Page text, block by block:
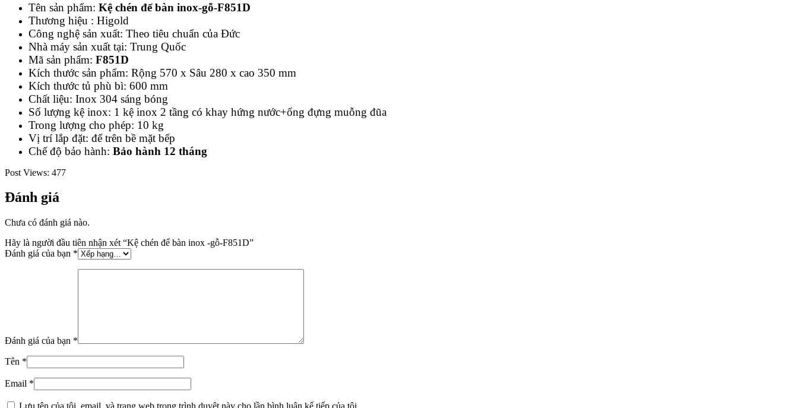
Tên sản phẩm: Kệ chén để bàn inox-gỗ-F851D
Thương hiệu : Higold
Công nghệ sản xuất: Theo tiêu chuẩn của Đức
Nhà máy sản xuất tại: Trung Quốc
Mã sản phẩm: F851D
Kích thước sản phẩm: Rộng 570 x Sâu 280 x cao 350 mm
Kích thước tủ phù bì: 600 mm
Chất liệu: Inox 304 sáng bóng
Số lượng kệ inox: 1 kệ inox 2 tầng có khay hứng nước+ống đựng muỗng đũa
Trong lượng cho phép: 10 kg
Vị trí lắp đặt: để trên bề mặt bếp
Chế độ bảo hành: Bảo hành 12 tháng
Post Views: 477
Đánh giá
Chưa có đánh giá nào.
Hãy là người đầu tiên nhận xét “Kệ chén để bàn inox -gỗ-F851D”
Đánh giá của bạn *
Đánh giá của bạn *
Tên *
Email *